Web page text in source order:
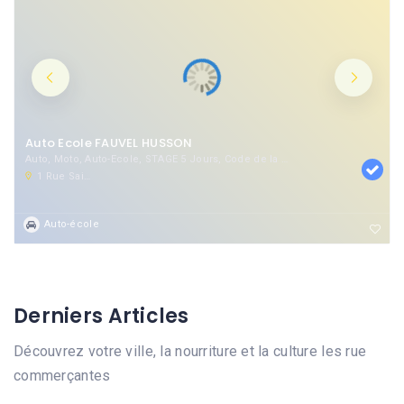
Auto Ecole FAUVEL HUSSON
1 Rue Saint-Lazare, 60800 Crépy-en-Valois, France
Auto-école
Derniers Articles
Découvrez votre ville, la nourriture et la culture les rue
commerçantes